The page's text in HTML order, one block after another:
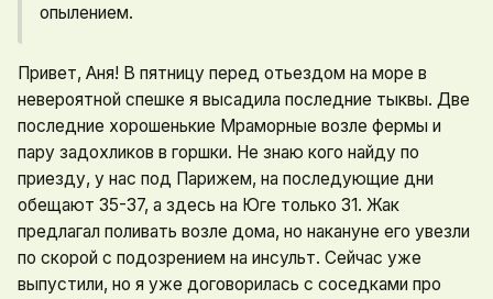
опылением.
Привет, Аня! В пятницу перед отьездом на море в
невероятной спешке я высадила последние тыквы. Две
последние хорошенькие Мраморные возле фермы и
пару задохликов в горшки. Не знаю кого найду по
приезду, у нас под Парижем, на последующие дни
обещают 35-37, а здесь на Юге только 31. Жак
предлагал поливать возле дома, но накануне его увезли
по скорой с подозрением на инсульт. Сейчас уже
выпустили, но я уже договорилась с соседками про